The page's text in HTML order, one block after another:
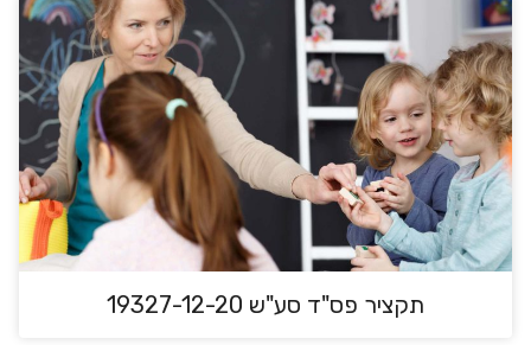
תקציר פס"ד סע"ש 19327-12-20